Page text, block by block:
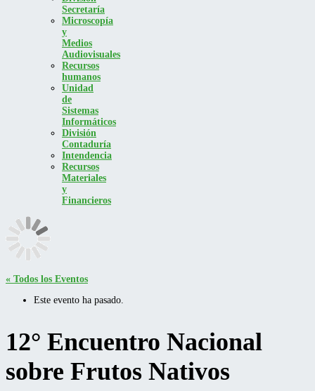
Secretaría
Microscopía
y
Medios
Audiovisuales
Recursos
humanos
Unidad
de
Sistemas
Informáticos
División
Contaduría
Intendencia
Recursos
Materiales
y
Financieros
« Todos los Eventos
Este evento ha pasado.
12° Encuentro Nacional
sobre Frutos Nativos